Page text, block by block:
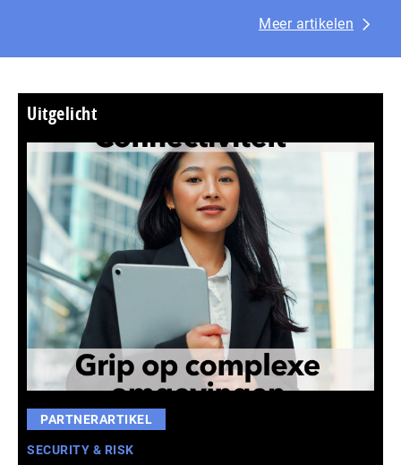
Meer artikelen
Uitgelicht
PARTNERARTIKEL
SECURITY & RISK